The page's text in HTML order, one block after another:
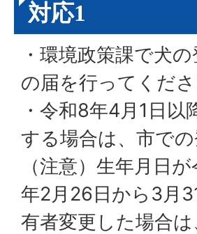
対応1
・環境政策課で犬
の届を行ってくださ
・令和8年4月1日
する場合は、市で
（注意）生年月日
年2月26日から3月
有者変更した場合